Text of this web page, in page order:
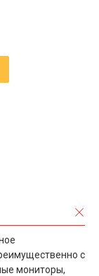
с
мониторы,